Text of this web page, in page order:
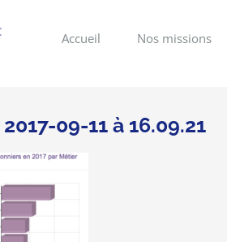
Accueil Nos missions
09-11 à 16.09.21